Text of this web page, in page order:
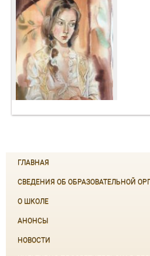
ГЛАВНАЯ
СВЕДЕНИЯ ОБ ОБРАЗОВАТЕЛЬНОЙ
О ШКОЛЕ
АНОНСЫ
НОВОСТИ